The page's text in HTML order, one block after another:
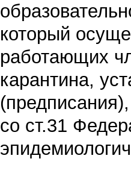
который
работающих
карантина,
со ст.31